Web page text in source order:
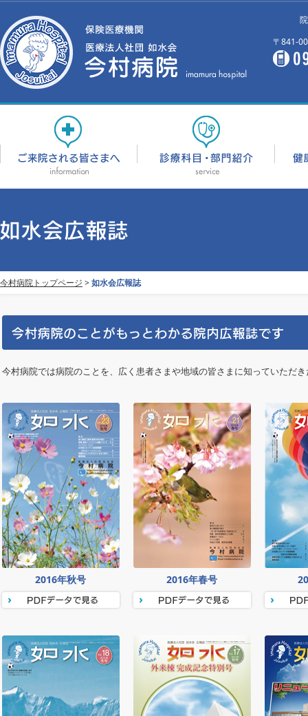
〒841-
今村病院トップページ >如水会広報誌
今村病院では病院のことを、広く患者さまや地域の皆さまに知っていただ
2016年秋号 2016年春号